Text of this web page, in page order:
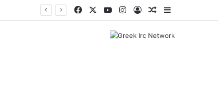
FacebookYouTubeInstagram
Log InRandom Article
Sidebar